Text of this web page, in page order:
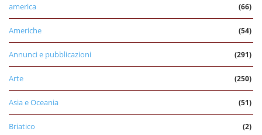
america (66)
Americhe (54)
Annunci e pubblicazioni (291)
Arte (250)
Asia e Oceania (51)
Briatico (2)